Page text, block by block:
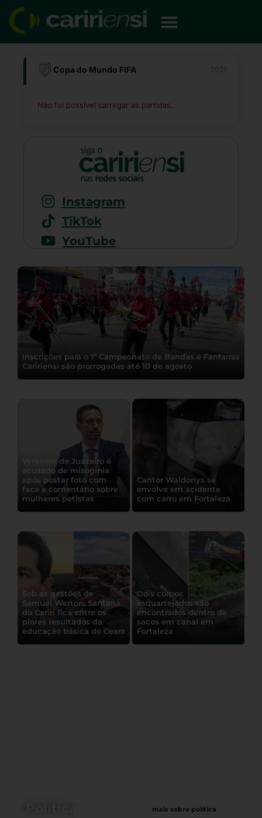
para
Copa do Mundo FIFA
Não foi possível carregar as partidas.
Instagram
TikTok
YouTube
Inscrições para o 1º Campeonato de Bandas e Fanfarras
Caririensi são prorrogadas até 10 de agosto
Vereador de Juazeiro é
acusado de misoginia
após postar foto com
faca e comentário sobre
mulheres petistas
Cantor Waldonys se
envolve em acidente
com carro em Fortaleza
Sob as gestões de
Samuel Werton, Santana
do Cariri fica entre os
piores resultados da
educação básica do Ceará
Dois corpos
esquartejados são
encontrados dentro de
sacos em canal em
Fortaleza
GCM apreende quatro
motocicletas irregulares
mais sobre política